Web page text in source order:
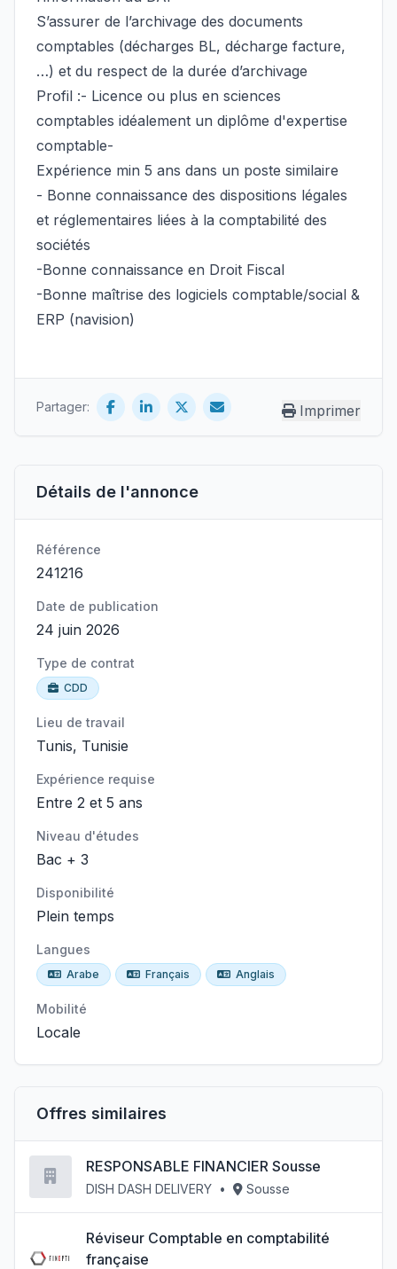
Détails de l'annonce
Référence
241216
Date de publication
24 juin 2026
Type de contrat
CDD
Lieu de travail
Tunis, Tunisie
Expérience requise
Entre 2 et 5 ans
Niveau d'études
Bac + 3
Disponibilité
Plein temps
Langues
Arabe Français Anglais
Mobilité
Locale
Offres similaires
RESPONSABLE FINANCIER Sousse
DISH DASH DELIVERY • Sousse
Réviseur Comptable en comptabilité
française
S’assurer de l’archivage des documents
comptables (décharges BL, décharge facture,
…) et du respect de la durée d’archivage
Profil :- Licence ou plus en sciences
comptables idéalement un diplôme d'expertise
comptable-
Expérience min 5 ans dans un poste similaire
- Bonne connaissance des dispositions légales
et réglementaires liées à la comptabilité des
sociétés
-Bonne connaissance en Droit Fiscal
-Bonne maîtrise des logiciels comptable/social &
ERP (navision)
Partager: Imprimer